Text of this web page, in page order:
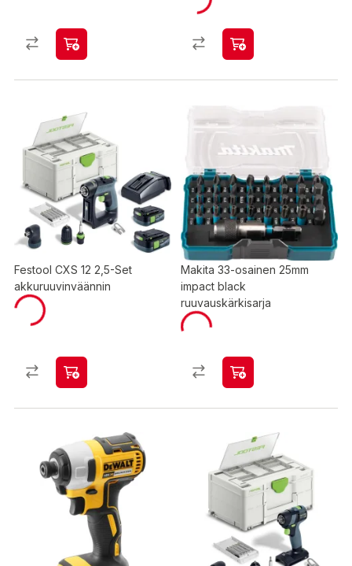
Festool CXS 12 2,5-Set
akkuruuvinväännin
Makita 33-osainen 25mm
impact black
ruuvauskärkisarja